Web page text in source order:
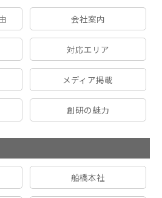
会社案内
対応エリア
メディア掲載
創研の魅力
船橋本社